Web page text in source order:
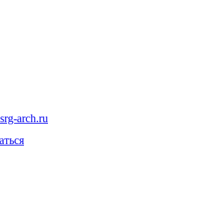
arch.ru